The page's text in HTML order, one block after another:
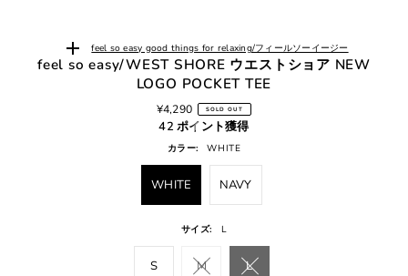
feel so easy good things for relaxing/フィールソーイージー
feel so easy/WEST SHORE ウエストショア NEW
LOGO POCKET TEE
¥4,290 SOLD OUT
42 ポイント獲得
カラー: WHITE
WHITE NAVY
サイズ: L
S M L